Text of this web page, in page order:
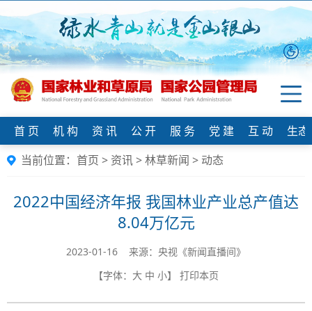
首 页 机 构 资 讯 公 开 服 务 党 建 互 动
生
当前位置： 首页 > 资讯>林草新闻 > 动态
2022中国经济年报 我国林业产业总产值达
8.04万亿元
2023-01-16 来源：央视《新闻直播间》
【字体： 大 中 小】 打印本页